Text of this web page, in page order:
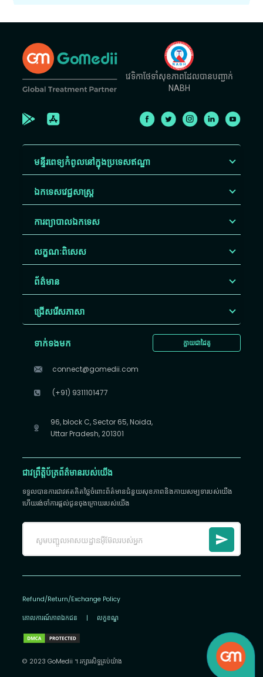
វេទិកាថែទាំសុខភាពដែលបានបញ្ជាក់
NABH
មន្ទីរពេទ្យកំពូលនៅក្នុងប្រទេសឥណ្ឌា
ឯកទេសវេជ្ជសាស្ត្រ
ការព្យាបាលឯកទេស
លក្ខណៈពិសេស
ព័ត៌មាន
ជ្រើសរើស​ភាសា
ក្លាយជាដៃគូ
ទាក់ទងមក
connect@gomedii.com
(+91) 9311101477
96, block C, Sector 65, Noida,
Uttar Pradesh, 201301
ជាវព្រឹត្តិប័ត្រព័ត៌មានរបស់យើង
ទទួលបានការជាវឥតគិតថ្លៃចំពោះព័ត៌មានជំនួយសុខភាពនិងកាយសម្បទារបស់យើង
ហើយរង់ចាំការផ្តល់ជូនចុងក្រោយរបស់យើង
Refund/Return/Exchange Policy
គោលការណ៍​ភាព​ឯកជន | លក្ខខណ្ឌ
© 2023 GoMedii ។ រក្សា​រ​សិទ្ធ​គ្រប់យ៉ាង